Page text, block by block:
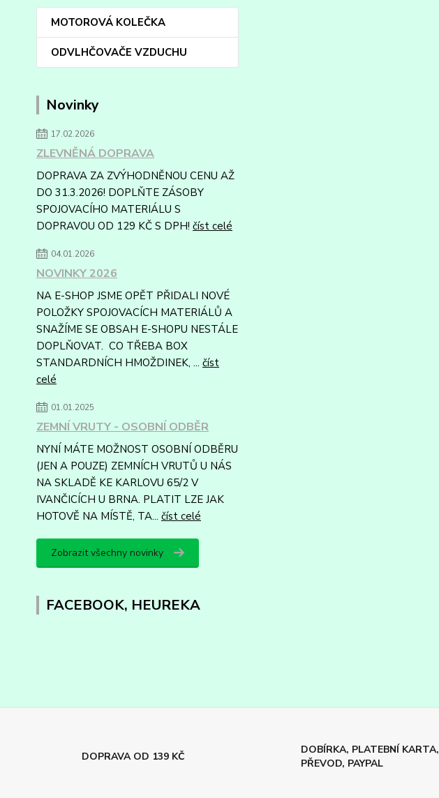
MOTOROVÁ KOLEČKA
ODVLHČOVAČE VZDUCHU
Novinky
17.02.2026
ZLEVNĚNÁ DOPRAVA
DOPRAVA ZA ZVÝHODNĚNOU CENU AŽ
DO 31.3.2026! DOPLŇTE ZÁSOBY
SPOJOVACÍHO MATERIÁLU S
DOPRAVOU OD 129 KČ S DPH! číst celé
04.01.2026
NOVINKY 2026
NA E-SHOP JSME OPĚT PŘIDALI NOVÉ
POLOŽKY SPOJOVACÍCH MATERIÁLŮ A
SNAŽÍME SE OBSAH E-SHOPU NESTÁLE
DOPLŇOVAT. CO TŘEBA BOX
STANDARDNÍCH HMOŽDINEK, ... číst
celé
01.01.2025
ZEMNÍ VRUTY - OSOBNÍ ODBĚR
NYNÍ MÁTE MOŽNOST OSOBNÍ ODBĚRU
(JEN A POUZE) ZEMNÍCH VRUTŮ U NÁS
NA SKLADĚ KE KARLOVU 65/2 V
IVANČICÍCH U BRNA. PLATIT LZE JAK
HOTOVĚ NA MÍSTĚ, TA... číst celé
Zobrazit všechny novinky
FACEBOOK, HEUREKA
DOPRAVA OD 139 KČ
DOBÍRKA, PLATEBNÍ KARTA,
PŘEVOD, PAYPAL